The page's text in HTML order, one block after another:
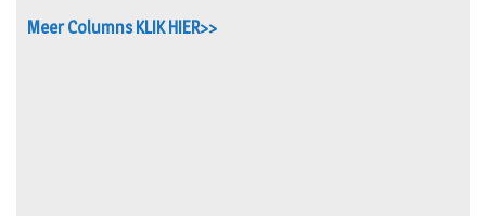
Meer Columns KLIK HIER>>